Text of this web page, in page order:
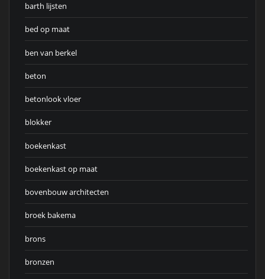
barth lijsten
bed op maat
ben van berkel
beton
betonlook vloer
blokker
boekenkast
boekenkast op maat
bovenbouw architecten
broek bakema
brons
bronzen